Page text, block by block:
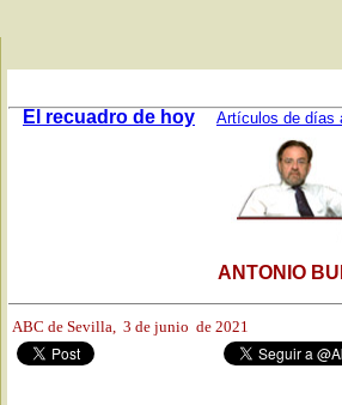
El recuadro de hoy Artículos de días
ANTONIO
ABC de Sevilla, 3 de junio de 2021